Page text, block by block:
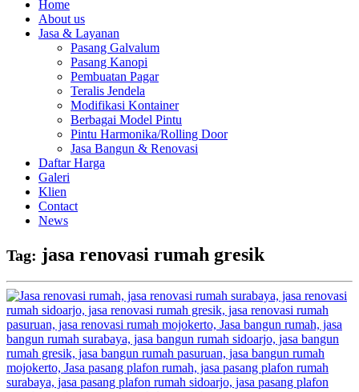
Home
About us
Jasa & Layanan
Pasang Galvalum
Pasang Kanopi
Pembuatan Pagar
Teralis Jendela
Modifikasi Kontainer
Berbagai Model Pintu
Pintu Harmonika/Rolling Door
Jasa Bangun & Renovasi
Daftar Harga
Galeri
Klien
Contact
News
Tag: jasa renovasi rumah gresik